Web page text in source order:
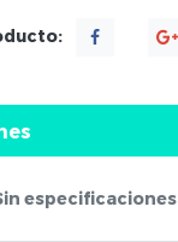
especificaciones